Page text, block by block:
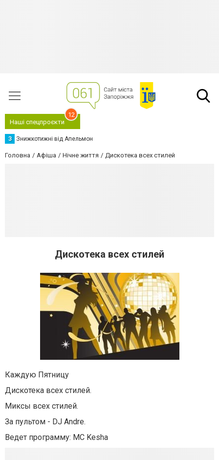
Наші спецпроєкти
12
З Знижкотижні від Апельмон
Головна Афіша Нічне життя Дискотека всех стилей
Дискотека всех стилей
Каждую Пятницу
Дискотека всех стилей.
Миксы всех стилей.
За пультом - DJ Andre.
Ведет программу: MC Kesha